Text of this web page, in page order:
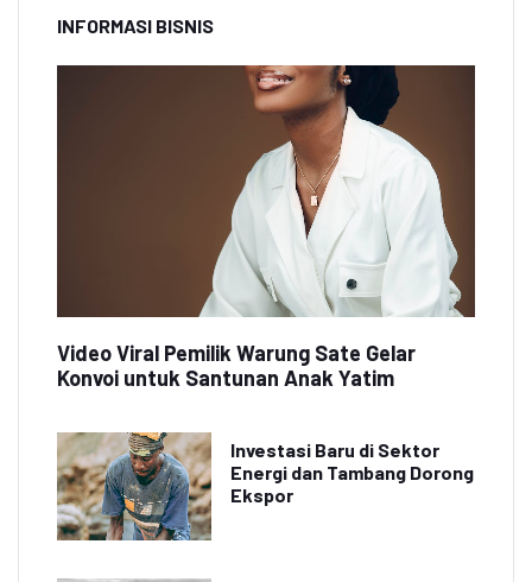
INFORMASI BISNIS
Video Viral Pemilik Warung Sate Gelar
Konvoi untuk Santunan Anak Yatim
Investasi Baru di Sektor
Energi dan Tambang Dorong
Ekspor